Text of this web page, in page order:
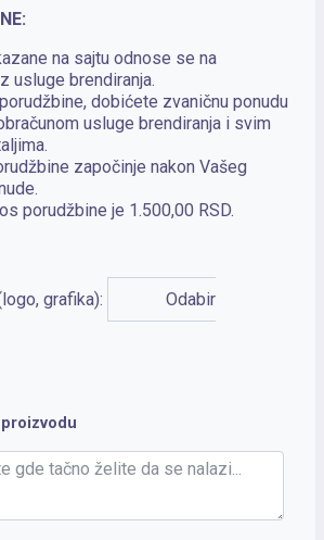
na sajtu odnose se na
usluge brendiranja.
dobićete zvaničnu ponudu
usluge brendiranja i svim
započinje nakon Vašeg
porudžbine je 1.500,00 RSD.
grafika):
Odabir